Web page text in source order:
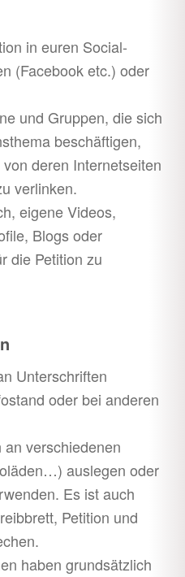
in euren Social-
(Facebook etc.) oder
und Gruppen, die sich
beschäftigen,
deren Internetseiten
verlinken.
eigene Videos,
Blogs oder
die Petition zu
Unterschriften
oder bei anderen
verschiedenen
auslegen oder
Es ist auch
Petition und
haben grundsätzlich